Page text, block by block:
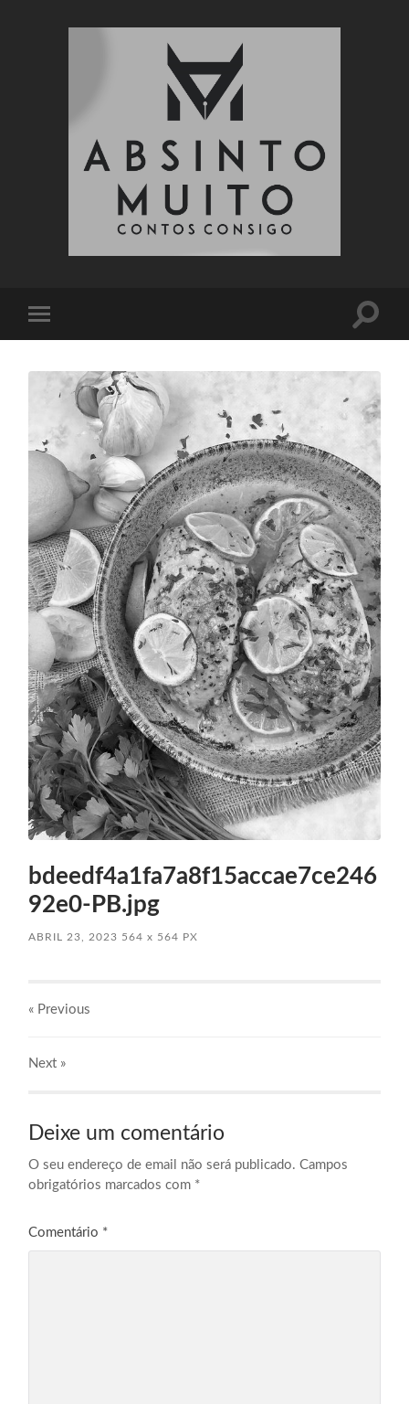
mobile
Toggle
bdeedf4a1fa7a8f15accae7ce246
92e0-PB.jpg
ABRIL 23, 2023 564x 564 PX
« Previous
Next »
Deixe um comentário
O seu endereço de email não será publicado. Campos
obrigatórios marcados com *
Comentário *